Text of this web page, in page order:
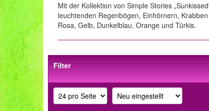
Mit der Kollektion von Simple Stories
leuchtenden Regenbögen, Einhörnern,
Rosa, Gelb, Dunkelblau, Orange und Türkis.
Filter